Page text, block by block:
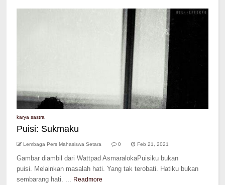
karya sastra
Puisi: Sukmaku
Lembaga Pers Mahasiswa Setara 0 Feb 21, 2021
Gambar diambil dari Wattpad AsmaralokaPuisiku bukan
puisi. Melainkan masalah hati. Yang tak terobati. Hatiku bukan
sembarang hati. ... Readmore